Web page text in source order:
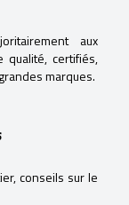
aux
qualité, certifiés,
marques.
conseils sur le